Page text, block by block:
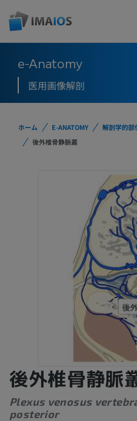
e-Anatomy
医用画像解剖
ホーム E-ANATOMY 解剖学的部
後外椎骨静脈叢
後外椎骨静脈
Plexus venosus
posterior